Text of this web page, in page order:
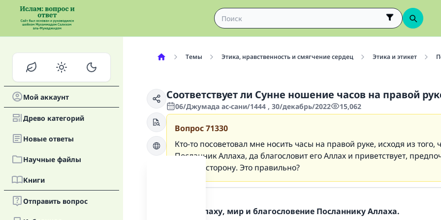
Мой аккаунт
Древо категорий
Новые oтветы
Научные файлы
Книги
Отправить вопрос
Темы Этика, нравственность и смягчение сердец Этика и этикет
Соответствует ли Сунне ношение часов на правой
06/Джумада ас-сани/1444 , 30/декабрь/2022 15,062
Вопрос71330
Кто-то посоветовал мне носить часы на правой руке, исходя из того,
Посланник Аллаха, да благословит его Аллах и приветствует,
правую сторону. Это правильно?
Хвала Аллаху, мир и благословение Посланнику Аллаха.